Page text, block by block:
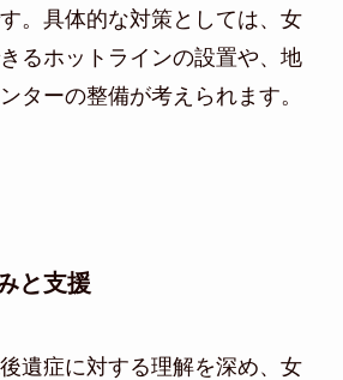
。具体的な対策としては、女
るホットラインの設置や、地
ターの整備が考えられます。
と支援
遺症に対する理解を深め、女